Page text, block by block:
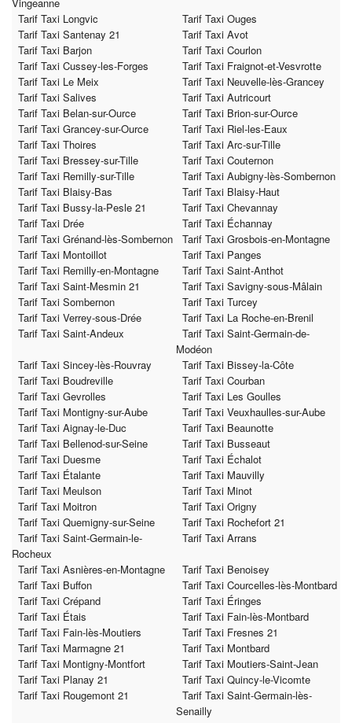
Vingeanne
Tarif Taxi Longvic
Tarif Taxi Ouges
Tarif Taxi Santenay 21
Tarif Taxi Avot
Tarif Taxi Barjon
Tarif Taxi Courlon
Tarif Taxi Cussey-les-Forges
Tarif Taxi Fraignot-et-Vesvrotte
Tarif Taxi Le Meix
Tarif Taxi Neuvelle-lès-Grancey
Tarif Taxi Salives
Tarif Taxi Autricourt
Tarif Taxi Belan-sur-Ource
Tarif Taxi Brion-sur-Ource
Tarif Taxi Grancey-sur-Ource
Tarif Taxi Riel-les-Eaux
Tarif Taxi Thoires
Tarif Taxi Arc-sur-Tille
Tarif Taxi Bressey-sur-Tille
Tarif Taxi Couternon
Tarif Taxi Remilly-sur-Tille
Tarif Taxi Aubigny-lès-Sombernon
Tarif Taxi Blaisy-Bas
Tarif Taxi Blaisy-Haut
Tarif Taxi Bussy-la-Pesle 21
Tarif Taxi Chevannay
Tarif Taxi Drée
Tarif Taxi Échannay
Tarif Taxi Grénand-lès-Sombernon
Tarif Taxi Grosbois-en-Montagne
Tarif Taxi Montoillot
Tarif Taxi Panges
Tarif Taxi Remilly-en-Montagne
Tarif Taxi Saint-Anthot
Tarif Taxi Saint-Mesmin 21
Tarif Taxi Savigny-sous-Mâlain
Tarif Taxi Sombernon
Tarif Taxi Turcey
Tarif Taxi Verrey-sous-Drée
Tarif Taxi La Roche-en-Brenil
Tarif Taxi Saint-Andeux
Tarif Taxi Saint-Germain-de-
Modéon
Tarif Taxi Sincey-lès-Rouvray
Tarif Taxi Bissey-la-Côte
Tarif Taxi Boudreville
Tarif Taxi Courban
Tarif Taxi Gevrolles
Tarif Taxi Les Goulles
Tarif Taxi Montigny-sur-Aube
Tarif Taxi Veuxhaulles-sur-Aube
Tarif Taxi Aignay-le-Duc
Tarif Taxi Beaunotte
Tarif Taxi Bellenod-sur-Seine
Tarif Taxi Busseaut
Tarif Taxi Duesme
Tarif Taxi Échalot
Tarif Taxi Étalante
Tarif Taxi Mauvilly
Tarif Taxi Meulson
Tarif Taxi Minot
Tarif Taxi Moitron
Tarif Taxi Origny
Tarif Taxi Quemigny-sur-Seine
Tarif Taxi Rochefort 21
Tarif Taxi Saint-Germain-le-
Rocheux
Tarif Taxi Arrans
Tarif Taxi Asnières-en-Montagne
Tarif Taxi Benoisey
Tarif Taxi Buffon
Tarif Taxi Courcelles-lès-Montbard
Tarif Taxi Crépand
Tarif Taxi Éringes
Tarif Taxi Étais
Tarif Taxi Fain-lès-Montbard
Tarif Taxi Fain-lès-Moutiers
Tarif Taxi Fresnes 21
Tarif Taxi Marmagne 21
Tarif Taxi Montbard
Tarif Taxi Montigny-Montfort
Tarif Taxi Moutiers-Saint-Jean
Tarif Taxi Planay 21
Tarif Taxi Quincy-le-Vicomte
Tarif Taxi Rougemont 21
Tarif Taxi Saint-Germain-lès-
Senailly